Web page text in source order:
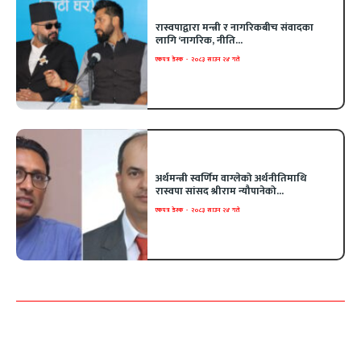
रास्वपाद्वारा मन्त्री र नागरिकबीच संवादका
लागि ‘नागरिक, नीति...
एकपत्र डेस्क - २०८३ साउन २४ गते
अर्थमन्त्री स्वर्णिम वाग्लेको अर्थनीतिमाथि
रास्वपा सांसद श्रीराम न्यौपानेको...
एकपत्र डेस्क - २०८३ साउन २४ गते